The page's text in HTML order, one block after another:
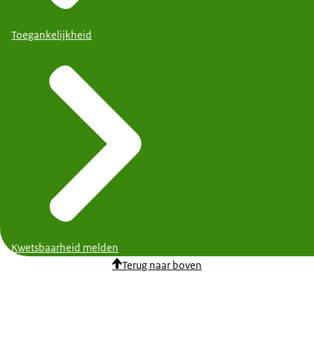
Toegankelijkheid
Kwetsbaarheid melden
Terug naar boven